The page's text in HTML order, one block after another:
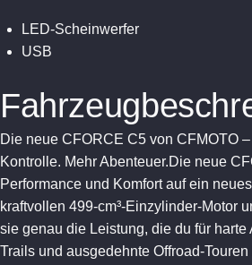
LED-Scheinwerfer
USB
Die neue CFORCE C5 von CFMOTO
Kontrolle. Mehr Abenteuer.Die neue
Performance und Komfort auf ein
kraftvollen 499-cm³-Einzylinder-Motor
sie genau die Leistung, die du für
Trails und ausgedehnte Offroad-